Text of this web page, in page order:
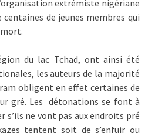
extrémiste nigériane
centaines de jeunes membres qui
du lac Tchad, ont ainsi été
les auteurs de la majorité
obligent en effet certaines de
gré. Les détonations se font à
s’ils ne vont pas aux endroits pré
tentent soit de s’enfuir ou